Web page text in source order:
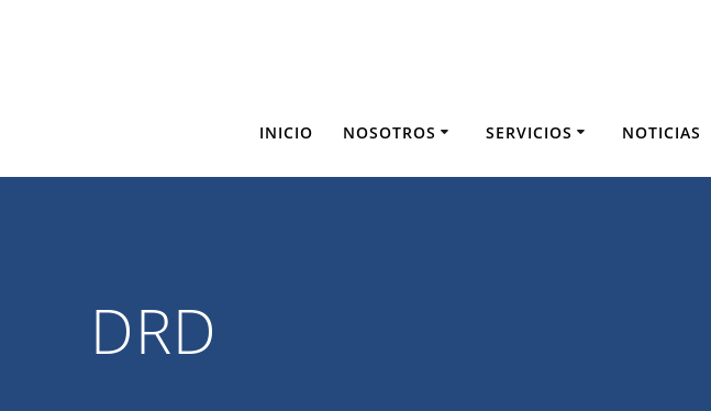
INICIO NOSOTROS SERVICIOS NOTICIAS
DRD